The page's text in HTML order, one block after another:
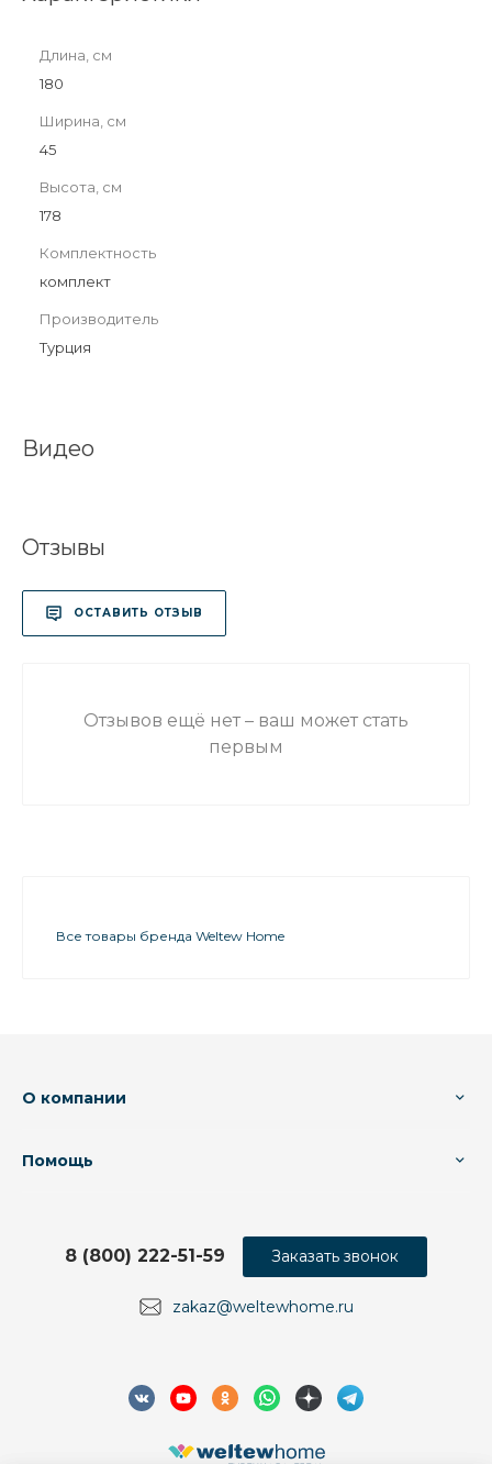
Длина, см
180
Ширина, см
45
Высота, см
178
Комплектность
комплект
Производитель
Турция
Видео
Отзывы
ОСТАВИТЬ ОТЗЫВ
Отзывов ещё нет – ваш может стать
первым
Все товары бренда Weltew Home
О компании
Помощь
zakaz@weltewhome.ru
8 (800) 222-51-59 Заказать звонок